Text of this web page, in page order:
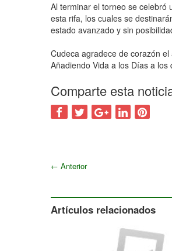
Al terminar el torneo se celebró
esta rifa, los cuales se
estado avanzado y sin
Cudeca agradece de corazón
Añadiendo Vida a los Días a los
Comparte esta
← Anterior
Artículos relacionados